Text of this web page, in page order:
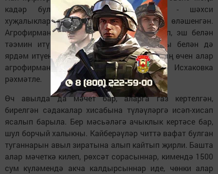
кадәр булмаган ярдәм күрсәтелгән - шәхси
хуҗалыкларагы терлекләргә сенаж, силос өләшенгән.
Агрофирманың халык турында кайгыртып, эш белән
тәэмин итү өстенә, аларга терлек азыгы белән дә
ярдәм итүеннән халык бик канәгать. Моның өчен алар
агрофирманың элекке директоры Илдар Исхаковка
рәхмәтле.
Өч авылда да мәчет бар, аларга газ кертелгән,
бирелгән сәдакалар хисабына түләүләргә исәп-хисап
ясалып барыла. Бер мәсьәләгә ачыклык кертәсе бар,
шул борчый халыкны. Кайберәүләр читтә вафат булган
туганнарын авыл зиратына алып кайтып җирли. Башта
алар мәчеткә килеп, рөхсәт сорасыннар, кимендә 1500
сум күләмендә акча калдырсыннар иде, чөнки алар